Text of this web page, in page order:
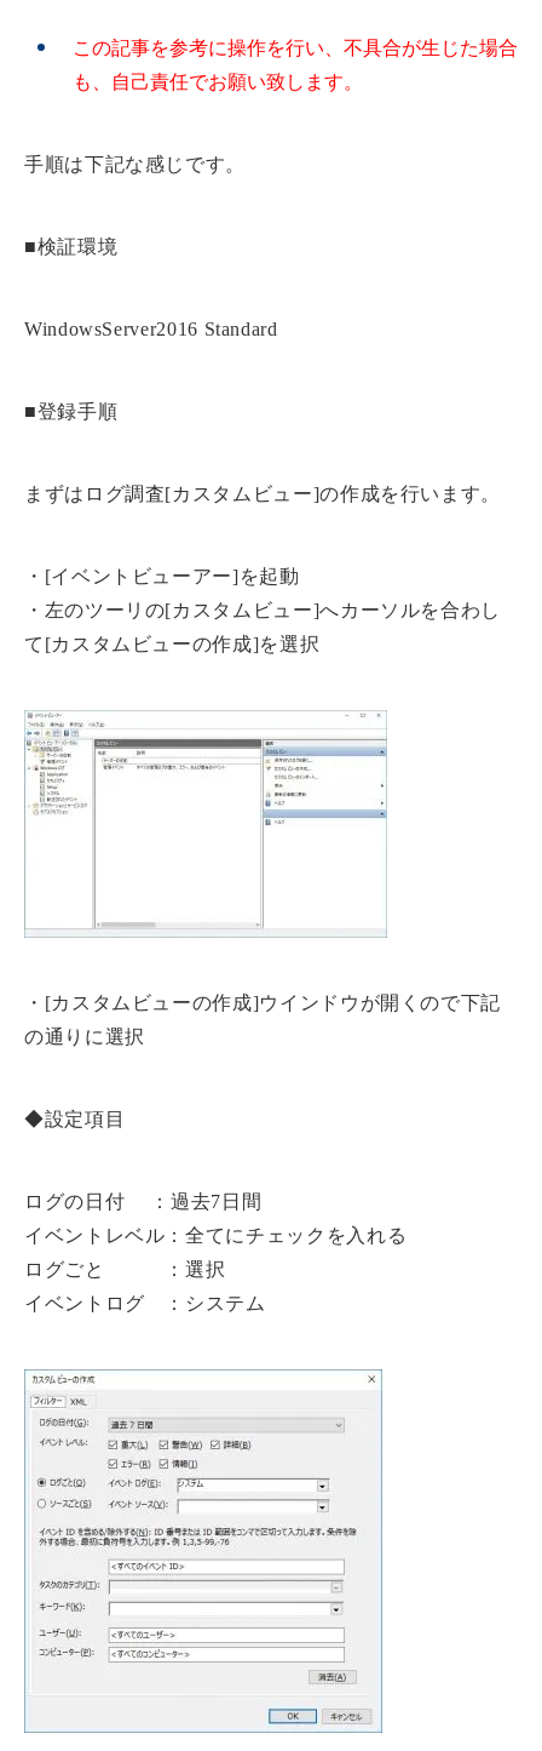
この記事を参考に操作を行い、不具合が生じた場合
も、自己責任でお願い致します。
手順は下記な感じです。
■検証環境
WindowsServer2016 Standard
■登録手順
まずはログ調査[カスタムビュー]の作成を行います。
・[イベントビューアー]を起動
・左のツーリの[カスタムビュー]へカーソルを合わし
て[カスタムビューの作成]を選択
・[カスタムビューの作成]ウインドウが開くので下記
の通りに選択
◆設定項目
ログの日付 ：過去7日間
イベントレベル：全てにチェックを入れる
ログごと ：選択
イベントログ ：システム